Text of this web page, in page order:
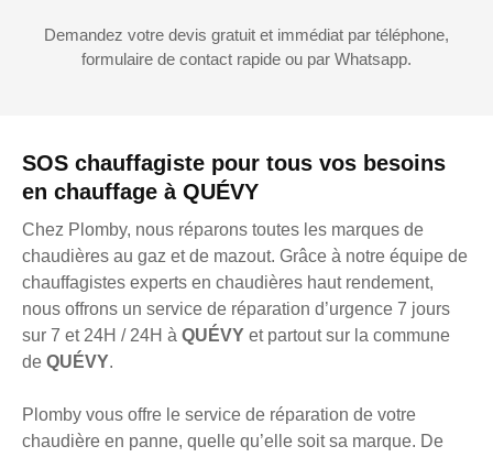
SOS chauffagiste pour tous vos besoins
en chauffage à QUÉVY
Chez Plomby, nous réparons toutes les marques de
chaudières au gaz et de mazout. Grâce à notre équipe de
chauffagistes experts en chaudières haut rendement,
nous offrons un service de réparation d’urgence 7 jours
sur 7 et 24H / 24H à QUÉVY et partout sur la commune
de QUÉVY.
Plomby vous offre le service de réparation de votre
chaudière en panne, quelle qu’elle soit sa marque. De
Demandez votre devis gratuit et immédiat par téléphone,
formulaire de contact rapide ou par Whatsapp.